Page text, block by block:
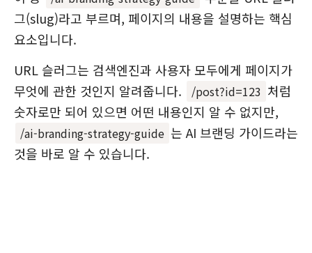
그(slug)라고 부르며, 페이지의 내용을 설명하는 핵심
요소입니다.
URL 슬러그는 검색엔진과 사용자 모두에게 페이지가
무엇에 관한 것인지 알려줍니다.
/post?id=123 처럼
숫자로만 되어 있으면 어떤 내용인지 알 수 없지만,
/ai-branding-strategy-guide 는 AI 브랜딩 가이드라는
것을 바로 알 수 있습니다.